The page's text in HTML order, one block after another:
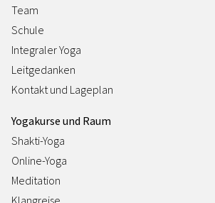
Team
Schule
Integraler Yoga
Leitgedanken
Kontakt und Lageplan
Yogakurse und Raum
Shakti-Yoga
Online-Yoga
Meditation
Klangreise